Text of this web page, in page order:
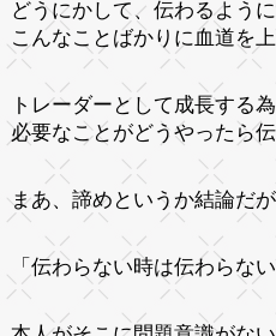
どうにかして、伝わるように
こんなことばかりに血道を
トレーダーとして成長する
必要なことがどうやったら
まあ、諦めというか結論だが
「伝わらない時は伝わらない